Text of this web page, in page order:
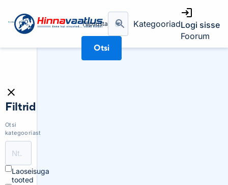
Täpsusta
Otsi
KategooriadLogi sisse
Foorum
Filtrid
Otsi
kategooriast
Laoseisuga
tooted